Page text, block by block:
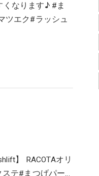
なります♪ #ま
ツエク#ラッシュ
】 RACOTAオリ
テ#まつげパー…